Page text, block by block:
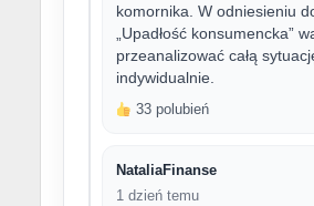
komornika. W odniesieniu
„Upadłość konsumencka”
przeanalizować całą
indywidualnie.
33 polubień
NataliaFinanse
1 dzień temu